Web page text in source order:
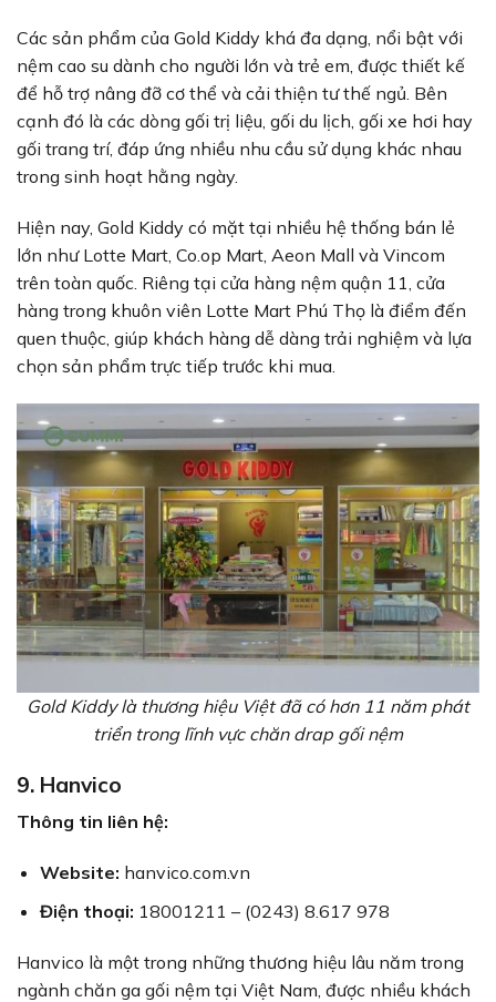
Các sản phẩm của Gold Kiddy khá đa dạng, nổi bật với
nệm cao su dành cho người lớn và trẻ em, được thiết kế
để hỗ trợ nâng đỡ cơ thể và cải thiện tư thế ngủ. Bên
cạnh đó là các dòng gối trị liệu, gối du lịch, gối xe hơi hay
gối trang trí, đáp ứng nhiều nhu cầu sử dụng khác nhau
trong sinh hoạt hằng ngày.
Hiện nay, Gold Kiddy có mặt tại nhiều hệ thống bán lẻ
lớn như Lotte Mart, Co.op Mart, Aeon Mall và Vincom
trên toàn quốc. Riêng tại cửa hàng nệm quận 11, cửa
hàng trong khuôn viên Lotte Mart Phú Thọ là điểm đến
quen thuộc, giúp khách hàng dễ dàng trải nghiệm và lựa
chọn sản phẩm trực tiếp trước khi mua.
Gold Kiddy là thương hiệu Việt đã có hơn 11 năm phát
triển trong lĩnh vực chăn drap gối nệm
9. Hanvico
Thông tin liên hệ:
Website: hanvico.com.vn
Điện thoại: 18001211 – (0243) 8.617 978
Hanvico là một trong những thương hiệu lâu năm trong
ngành chăn ga gối nệm tại Việt Nam, được nhiều khách